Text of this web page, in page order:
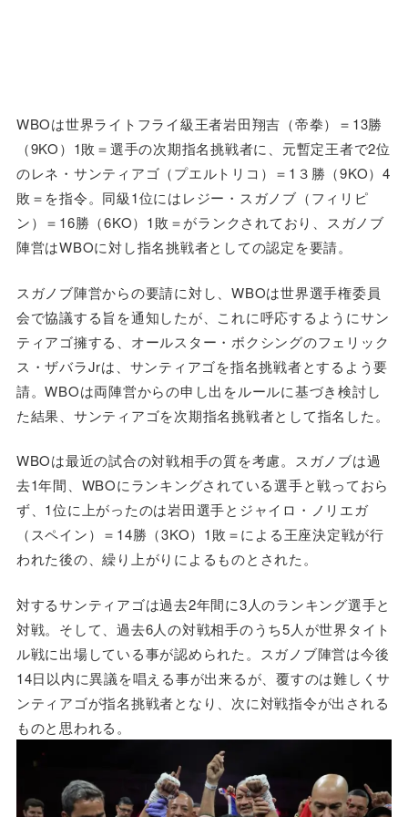
WBOは世界ライトフライ級王者岩田翔吉（帝拳）＝13勝
（9KO）1敗＝選手の次期指名挑戦者に、元暫定王者で2位
のレネ・サンティアゴ（プエルトリコ）＝1３勝（9KO）4
敗＝を指令。同級1位にはレジー・スガノブ（フィリピ
ン）＝16勝（6KO）1敗＝がランクされており、スガノブ
陣営はWBOに対し指名挑戦者としての認定を要請。
スガノブ陣営からの要請に対し、WBOは世界選手権委員
会で協議する旨を通知したが、これに呼応するようにサン
ティアゴ擁する、オールスター・ボクシングのフェリック
ス・ザバラJrは、サンティアゴを指名挑戦者とするよう要
請。WBOは両陣営からの申し出をルールに基づき検討し
た結果、サンティアゴを次期指名挑戦者として指名した。
WBOは最近の試合の対戦相手の質を考慮。スガノブは過
去1年間、WBOにランキングされている選手と戦っておら
ず、1位に上がったのは岩田選手とジャイロ・ノリエガ
（スペイン）＝14勝（3KO）1敗＝による王座決定戦が行
われた後の、繰り上がりによるものとされた。
対するサンティアゴは過去2年間に3人のランキング選手と
対戦。そして、過去6人の対戦相手のうち5人が世界タイト
ル戦に出場している事が認められた。スガノブ陣営は今後
14日以内に異議を唱える事が出来るが、覆すのは難しくサ
ンティアゴが指名挑戦者となり、次に対戦指令が出される
ものと思われる。